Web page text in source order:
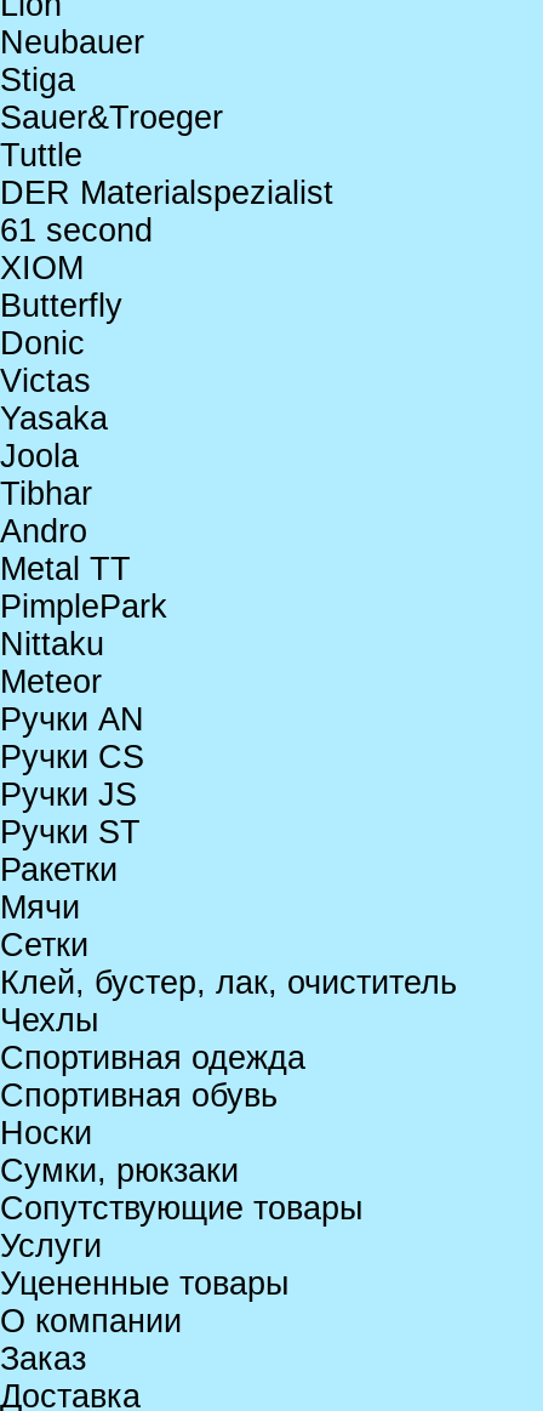
Neubauer
Stiga
Sauer&Troeger
Tuttle
DER Materialspezialist
61 second
XIOM
Butterfly
Donic
Victas
Yasaka
Joola
Tibhar
Andro
Metal TT
PimplePark
Nittaku
Meteor
Ручки AN
Ручки CS
Ручки JS
Ручки ST
Ракетки
Мячи
Сетки
Клей, бустер, лак, очиститель
Чехлы
Спортивная одежда
Спортивная обувь
Носки
Сумки, рюкзаки
Сопутствующие товары
Услуги
Уцененные товары
О компании
Заказ
Доставка